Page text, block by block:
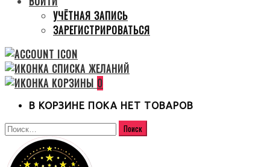
УЧЁТНАЯ ЗАПИСЬ
ЗАРЕГИСТРИРОВАТЬСЯ
0
В КОРЗИНЕ ПОКА НЕТ ТОВАРОВ